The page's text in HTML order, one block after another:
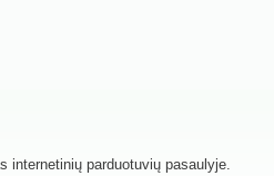
internetinių parduotuvių pasaulyje.